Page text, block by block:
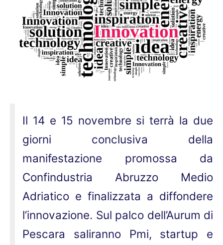
Il 14 e 15 novembre si terrà la due
giorni conclusiva della
manifestazione promossa da
Confindustria Abruzzo Medio
Adriatico e finalizzata a diffondere
l’innovazione. Sul palco dell’Aurum di
Pescara saliranno Pmi, startup e